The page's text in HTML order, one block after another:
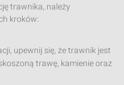
trawnika, należy
kroków:
upewnij się, że trawnik jest
trawę, kamienie oraz